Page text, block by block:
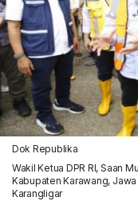
Dok Republika
Wakil Ketua DPR RI, Saan
Kabupaten Karawang,
Karangligar